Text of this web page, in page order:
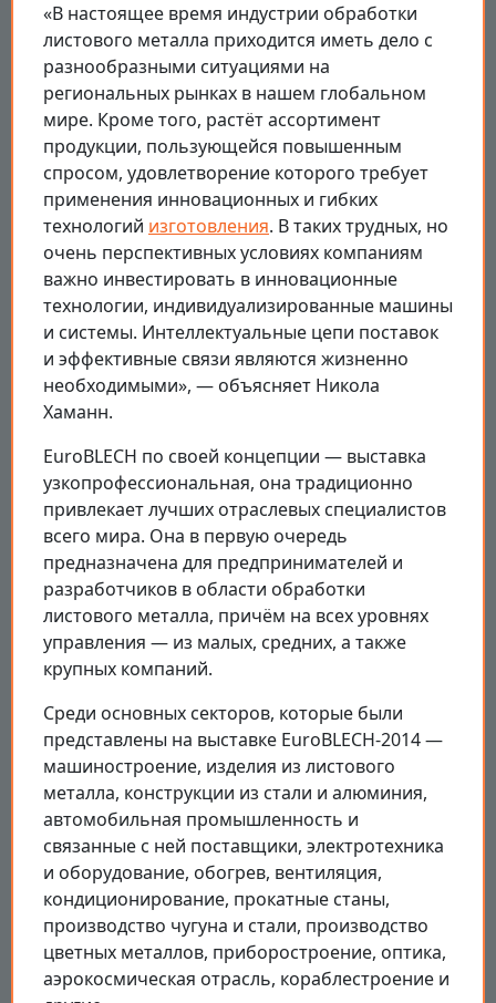
«В настоящее время индустрии обработки
листового металла приходится иметь дело с
разнообразными ситуациями на
региональных рынках в нашем глобальном
мире. Кроме того, растёт ассортимент
продукции, пользующейся повышенным
спросом, удовлетворение которого требует
применения инновационных и гибких
технологий изготовления. В таких трудных, но
очень перспективных условиях компаниям
важно инвестировать в инновационные
технологии, индивидуализированные машины
и системы. Интеллектуальные цепи поставок
и эффективные связи являются жизненно
необходимыми», — объясняет Никола
Хаманн.
EuroBLECH по своей концепции — выставка
узкопрофессиональная, она традиционно
привлекает лучших отраслевых специалистов
всего мира. Она в первую очередь
предназначена для предпринимателей и
разработчиков в области обработки
листового металла, причём на всех уровнях
управления — из малых, средних, а также
крупных компаний.
Среди основных секторов, которые были
представлены на выставке EuroBLECH-2014 —
машиностроение, изделия из листового
металла, конструкции из стали и алюминия,
автомобильная промышленность и
связанные с ней поставщики, электротехника
и оборудование, обогрев, вентиляция,
кондиционирование, прокатные станы,
производство чугуна и стали, производство
цветных металлов, приборостроение, оптика,
аэрокосмическая отрасль, кораблестроение и